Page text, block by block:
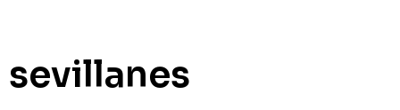
sevillanes